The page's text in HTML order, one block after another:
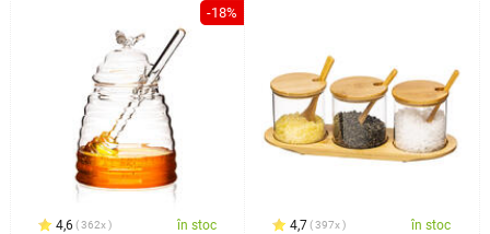
-18%
4,6 362x în stoc 4,7 397x în stoc